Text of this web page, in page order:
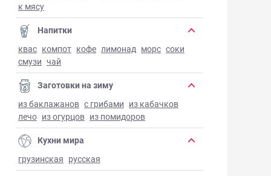
к мясу
Напитки
квас компот кофе лимонад морс соки
смузи чай
Заготовки на зиму
из баклажанов с грибами из кабачков
лечо из огурцов из помидоров
Кухни мира
грузинская русская